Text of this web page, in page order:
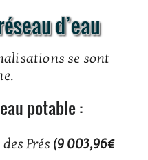
d’eau
se sont
potable :
Prés (9 003,96€